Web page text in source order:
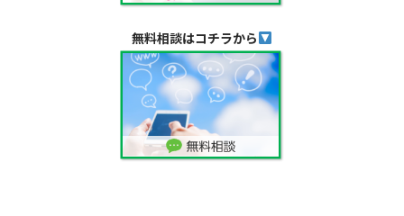
無料相談はコチラから